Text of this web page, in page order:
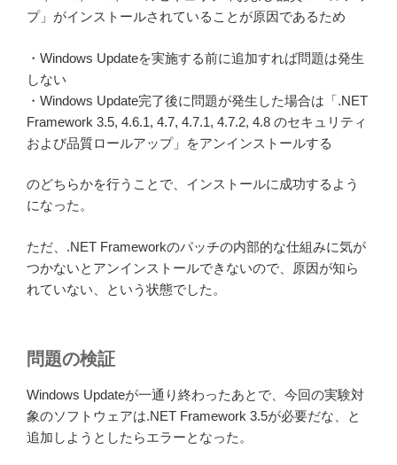
プ」がインストールされていることが原因であるため
・Windows Updateを実施する前に追加すれば問題は発生
しない
・Windows Update完了後に問題が発生した場合は「.NET
Framework 3.5, 4.6.1, 4.7, 4.7.1, 4.7.2, 4.8 のセキュリティ
および品質ロールアップ」をアンインストールする
のどちらかを行うことで、インストールに成功するよう
になった。
ただ、.NET Frameworkのパッチの内部的な仕組みに気が
つかないとアンインストールできないので、原因が知ら
れていない、という状態でした。
問題の検証
Windows Updateが一通り終わったあとで、今回の実験対
象のソフトウェアは.NET Framework 3.5が必要だな、と
追加しようとしたらエラーとなった。